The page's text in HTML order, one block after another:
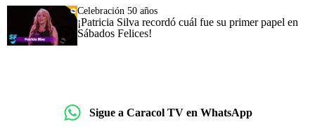
Celebración 50 años
¡Patricia Silva recordó cuál fue su primer papel en
Sábados Felices!
Sigue a Caracol TV en WhatsApp